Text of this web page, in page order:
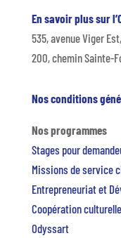
En savoir plus sur
535, avenue Viger
200, chemin Sainte-
Nos conditions
Nos programmes
Stages pour
Missions de service
Entrepreneuriat et
Coopération culturelle
Odyssart